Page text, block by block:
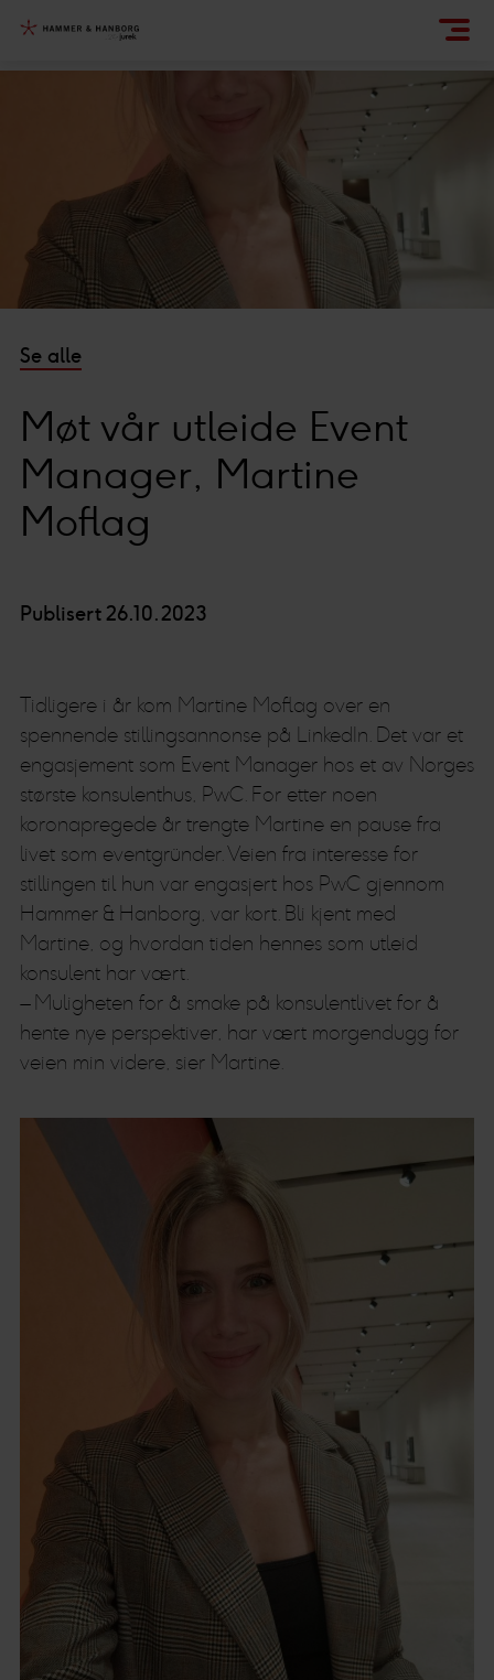
Se alle
Møt vår utleide Event
Manager, Martine
Moflag
Publisert 26.10.2023
Tidligere i år kom Martine Moflag over en
spennende stillingsannonse på LinkedIn. Det var et
engasjement som Event Manager hos et av Norges
største konsulenthus, PwC. For etter noen
koronapregede år trengte Martine en pause fra
livet som eventgründer. Veien fra interesse for
stillingen til hun var engasjert hos PwC gjennom
Hammer & Hanborg, var kort. Bli kjent med
Martine, og hvordan tiden hennes som utleid
konsulent har vært.
– Muligheten for å smake på konsulentlivet for å
hente nye perspektiver, har vært morgendugg for
veien min videre, sier Martine.